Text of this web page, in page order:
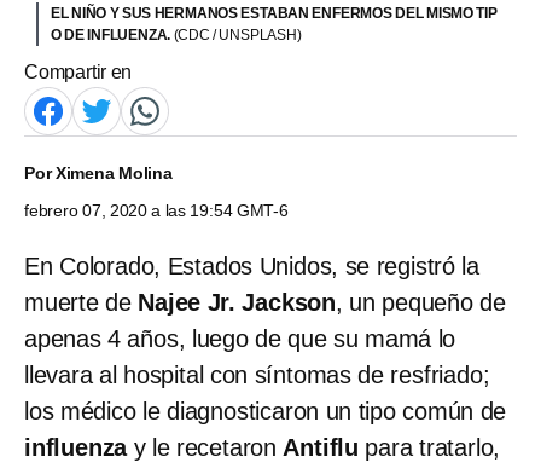
EL NIÑO Y SUS HERMANOS ESTABAN ENFERMOS DEL MISMO TIP
O DE INFLUENZA. (CDC / UNSPLASH)
Compartir en
PorXimena Molina
febrero 07, 2020 a las 19:54 GMT-6
En Colorado, Estados Unidos, se registró la
muerte de Najee Jr. Jackson, un pequeño de
apenas 4 años, luego de que su mamá lo
llevara al hospital con síntomas de resfriado;
los médico le diagnosticaron un tipo común de
influenzay le recetaron Antiflu para tratarlo,